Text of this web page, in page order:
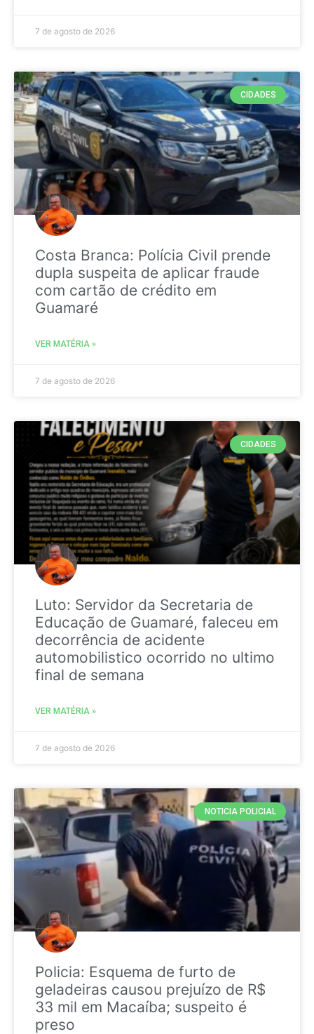
7 de agosto de 2026
CIDADES
Costa Branca: Polícia Civil prende
dupla suspeita de aplicar fraude
com cartão de crédito em
Guamaré
VER MATÉRIA »
7 de agosto de 2026
CIDADES
Luto: Servidor da Secretaria de
Educação de Guamaré, faleceu em
decorrência de acidente
automobilistico ocorrido no ultimo
final de semana
VER MATÉRIA »
7 de agosto de 2026
NOTICIA POLICIAL
Policia: Esquema de furto de
geladeiras causou prejuízo de R$
33 mil em Macaíba; suspeito é
preso